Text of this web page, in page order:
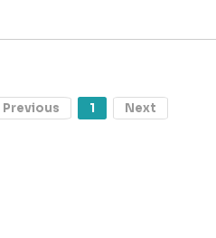
Previous 1 Next